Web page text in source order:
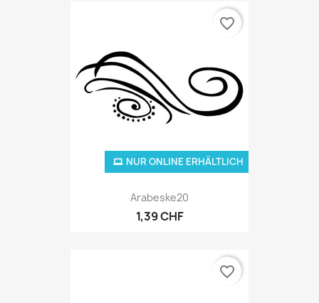
Arabeske20
1,39 CHF
NUR ONLINE ERHÄLTLICH
favorite_border
favorite_border